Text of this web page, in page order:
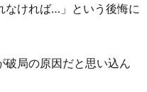
なければ…」という後悔に
破局の原因だと思い込ん